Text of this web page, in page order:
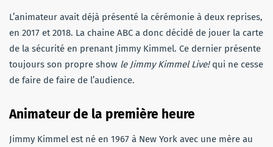
L’animateur avait déjà présenté la cérémonie à deux reprises,
en 2017 et 2018. La chaine ABC a donc décidé de jouer la carte
de la sécurité en prenant Jimmy Kimmel. Ce dernier présente
toujours son propre show le Jimmy Kimmel Live!qui ne cesse
de faire de faire de l’audience.
Animateur de la première heure
Jimmy Kimmel est né en 1967 à New York avec une mère au